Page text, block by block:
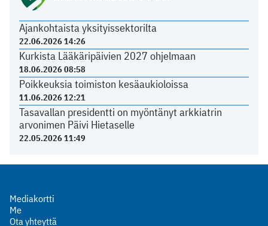
Ajankohtaista yksityissektorilta
22.06.2026 14:26
Kurkista Lääkäripäivien 2027 ohjelmaan
18.06.2026 08:58
Poikkeuksia toimiston kesäaukioloissa
11.06.2026 12:21
Tasavallan presidentti on myöntänyt arkkiatrin
arvonimen Päivi Hietaselle
22.05.2026 11:49
Mediakortti
Me
Ota yhteyttä